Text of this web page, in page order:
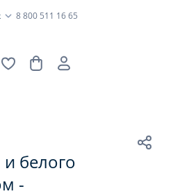
8 800 511 16 65
белого
-